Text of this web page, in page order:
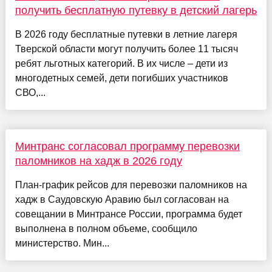
получить бесплатную путевку в детский лагерь
В 2026 году бесплатные путевки в летние лагеря
Тверской области могут получить более 11 тысяч
ребят льготных категорий. В их числе – дети из
многодетных семей, дети погибших участников
СВО,...
Минтранс согласовал программу перевозки
паломников на хадж в 2026 году
План-график рейсов для перевозки паломников на
хадж в Саудовскую Аравию был согласован на
совещании в Минтрансе России, программа будет
выполнена в полном объеме, сообщило
министерство. Мин...